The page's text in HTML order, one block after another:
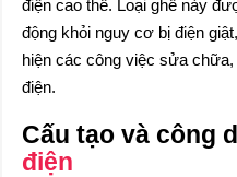
điện cao thế. Loại ghế này
động khỏi nguy cơ bị điện
hiện các công việc sửa
điện.
Cấu tạo và công
điện